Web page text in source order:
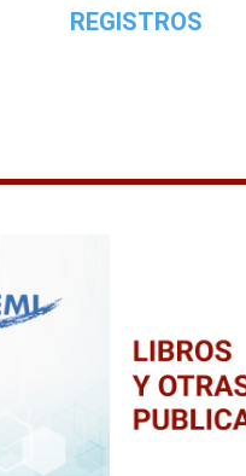
REGISTROS